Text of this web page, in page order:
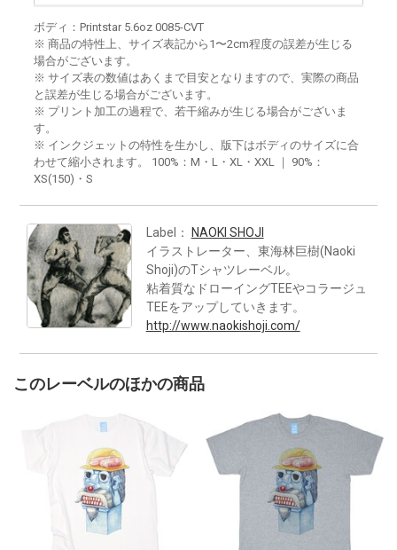
ボディ：Printstar 5.6oz 0085-CVT
※ 商品の特性上、サイズ表記から1〜2cm程度の誤差が生じる
場合がございます。
※ サイズ表の数値はあくまで目安となりますので、実際の商品
と誤差が生じる場合がございます。
※ プリント加工の過程で、若干縮みが生じる場合がございま
す。
※ インクジェットの特性を生かし、版下はボディのサイズに合
わせて縮小されます。 100%：M・L・XL・XXL ｜ 90%：
XS(150)・S
Label：
NAOKI SHOJI
イラストレーター、東海林巨樹(Naoki
Shoji)のTシャツレーベル。
粘着質なドローイングTEEやコラージュ
TEEをアップしていきます。
http://www.naokishoji.com/
このレーベルのほかの商品